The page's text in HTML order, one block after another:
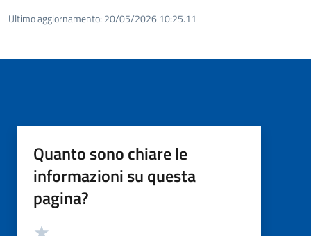
Ultimo aggiornamento: 20/05/2026 10:25.11
Quanto sono chiare le
informazioni su questa
pagina?
Valutazione